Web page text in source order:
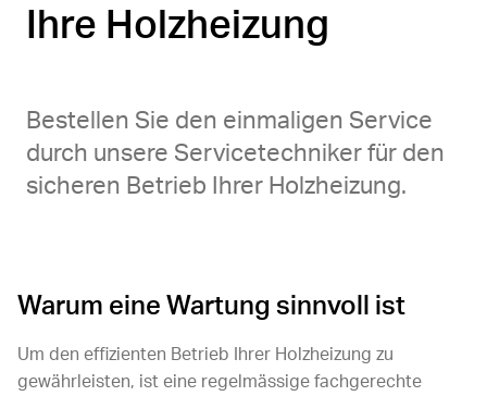
Ihre Holzheizung
Bestellen Sie den einmaligen Service
durch unsere Servicetechniker für den
sicheren Betrieb Ihrer Holzheizung.
Warum eine Wartung sinnvoll ist
Um den effizienten Betrieb Ihrer Holzheizung zu
gewährleisten, ist eine regelmässige fachgerechte